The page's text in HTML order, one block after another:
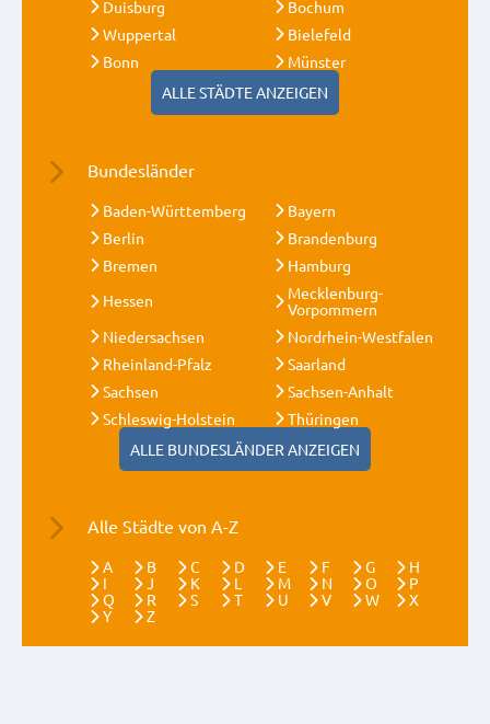
Duisburg
Bochum
Wuppertal
Bielefeld
Bonn
Münster
ALLE STÄDTE ANZEIGEN
Bundesländer
Baden-Württemberg
Bayern
Berlin
Brandenburg
Bremen
Hamburg
Hessen
Mecklenburg-
Vorpommern
Niedersachsen
Nordrhein-Westfalen
Rheinland-Pfalz
Saarland
Sachsen
Sachsen-Anhalt
Schleswig-Holstein
Thüringen
ALLE BUNDESLÄNDER ANZEIGEN
Alle Städte von A-Z
A B C D E F G
H
I
J K L M N O
P
Q
R S T U V W
X
Y
Z